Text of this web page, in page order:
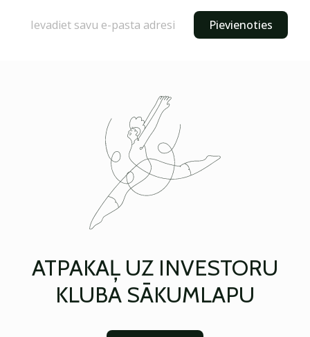
Pievienoties
ATPAKAĻ UZ INVESTORU
KLUBA SĀKUMLAPU